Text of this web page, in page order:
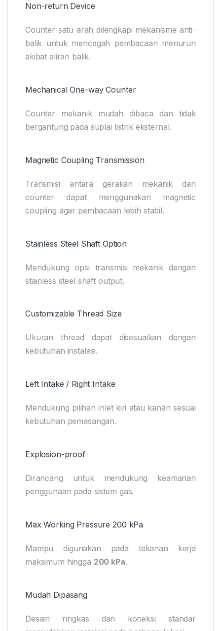
Non-return Device
Counter satu arah dilengkapi mekanisme anti-
balik untuk mencegah pembacaan menurun
akibat aliran balik.
Mechanical One-way Counter
Counter mekanik mudah dibaca dan tidak
bergantung pada suplai listrik eksternal.
Magnetic Coupling Transmission
Transmisi antara gerakan mekanik dan
counter dapat menggunakan magnetic
coupling agar pembacaan lebih stabil.
Stainless Steel Shaft Option
Mendukung opsi transmisi mekanik dengan
stainless steel shaft output.
Customizable Thread Size
Ukuran thread dapat disesuaikan dengan
kebutuhan instalasi.
Left Intake / Right Intake
Mendukung pilihan inlet kiri atau kanan sesuai
kebutuhan pemasangan.
Explosion-proof
Dirancang untuk mendukung keamanan
penggunaan pada sistem gas.
Max Working Pressure 200 kPa
Mampu digunakan pada tekanan kerja
maksimum hingga 200 kPa.
Mudah Dipasang
Desain ringkas dan koneksi standar